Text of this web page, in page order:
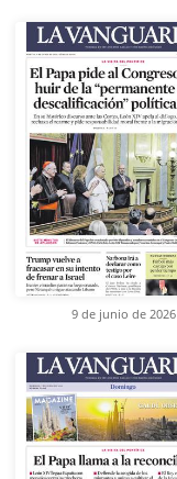
9 de junio de 2026